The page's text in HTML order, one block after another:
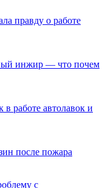
правду о работе
инжир — что почем
в работе автолавок и
после пожара
с